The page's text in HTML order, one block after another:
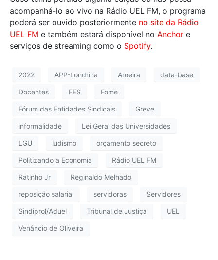
acompanhá-lo ao vivo na Rádio UEL FM, o programa
poderá ser ouvido posteriormente no site da Rádio
UEL FM e também estará disponível no Anchor e
serviços de streaming como o Spotify.
2022 APP-Londrina Aroeira data-base
Docentes FES Fome
Fórum das Entidades Sindicais Greve
informalidade Lei Geral das Universidades
LGU ludismo orçamento secreto
Politizando a Economia Rádio UEL FM
Ratinho Jr Reginaldo Melhado
reposição salarial servidoras Servidores
Sindiprol/Aduel Tribunal de Justiça UEL
Venâncio de Oliveira